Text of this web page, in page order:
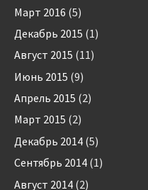
Март 2016 (5)
Декабрь 2015 (1)
Август 2015 (11)
Июнь 2015 (9)
Апрель 2015 (2)
Март 2015 (2)
Декабрь 2014 (5)
Сентябрь 2014 (1)
Август 2014 (2)